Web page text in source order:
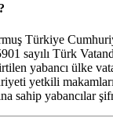
Türkiye
sayılı Türk
yabancı ülke
yetkili
sahip yabancılar